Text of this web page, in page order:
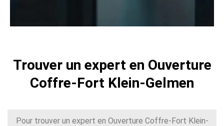
Trouver un expert en Ouverture
Coffre-Fort Klein-Gelmen
Pour trouver un expert en Ouverture Coffre-Fort Klein-